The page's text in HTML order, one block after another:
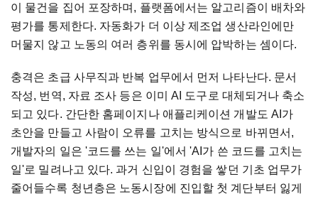
이 물건을 집어 포장하며, 플랫폼에서는 알고리즘이 배차와
평가를 통제한다. 자동화가 더 이상 제조업 생산라인에만
머물지 않고 노동의 여러 층위를 동시에 압박하는 셈이다.
충격은 초급 사무직과 반복 업무에서 먼저 나타난다. 문서
작성, 번역, 자료 조사 등은 이미 AI 도구로 대체되거나 축소
되고 있다. 간단한 홈페이지나 애플리케이션 개발도 AI가
초안을 만들고 사람이 오류를 고치는 방식으로 바뀌면서,
개발자의 일은 '코드를 쓰는 일'에서 'AI가 쓴 코드를 고치는
일'로 밀려나고 있다. 과거 신입이 경험을 쌓던 기초 업무가
줄어들수록 청년층은 노동시장에 진입할 첫 계단부터 잃게